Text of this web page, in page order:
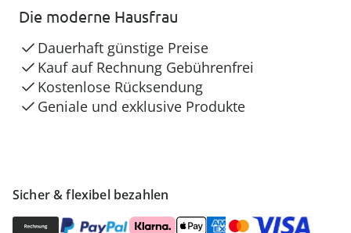
Sicher & flexibel bezahlen
Die moderne Hausfrau
Dauerhaft günstige Preise
Kauf auf Rechnung Gebührenfrei
Kostenlose Rücksendung
Geniale und exklusive Produkte